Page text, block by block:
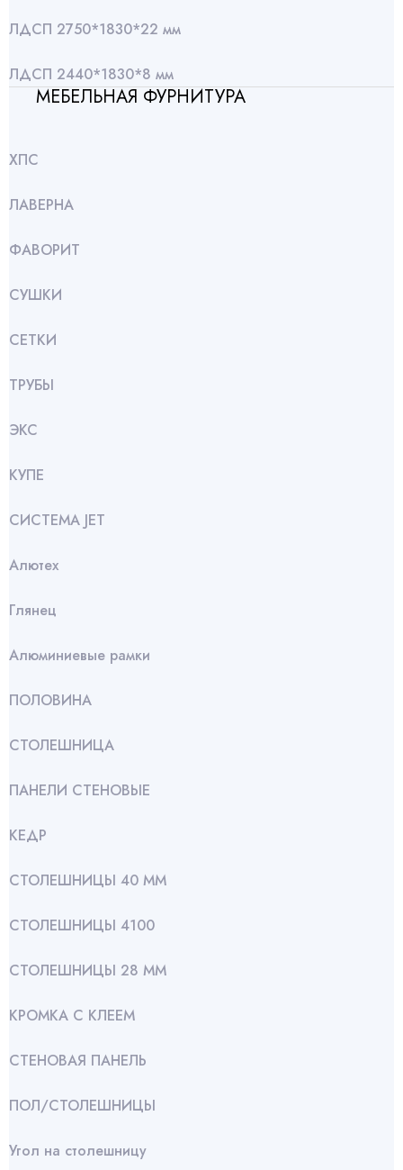
ЛДСП 2750*1830*22 мм
ЛДСП 2440*1830*8 мм
МЕБЕЛЬНАЯ ФУРНИТУРА
ХПС
ЛАВЕРНА
ФАВОРИТ
СУШКИ
СЕТКИ
ТРУБЫ
ЭКС
КУПЕ
СИСТЕМА JET
Алютех
Глянец
Алюминиевые рамки
ПОЛОВИНА
СТОЛЕШНИЦА
ПАНЕЛИ СТЕНОВЫЕ
КЕДР
СТОЛЕШНИЦЫ 40 ММ
СТОЛЕШНИЦЫ 4100
СТОЛЕШНИЦЫ 28 ММ
КРОМКА С КЛЕЕМ
СТЕНОВАЯ ПАНЕЛЬ
ПОЛ/СТОЛЕШНИЦЫ
Угол на столешницу